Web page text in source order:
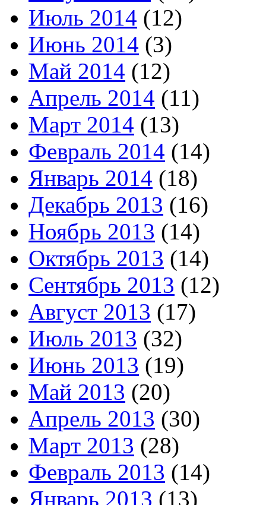
Июль 2014 (12)
Июнь 2014 (3)
Май 2014 (12)
Апрель 2014 (11)
Март 2014 (13)
Февраль 2014 (14)
Январь 2014 (18)
Декабрь 2013 (16)
Ноябрь 2013 (14)
Октябрь 2013 (14)
Сентябрь 2013 (12)
Август 2013 (17)
Июль 2013 (32)
Июнь 2013 (19)
Май 2013 (20)
Апрель 2013 (30)
Март 2013 (28)
Февраль 2013 (14)
Январь 2013 (13)